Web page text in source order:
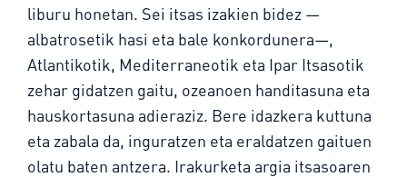
liburu honetan. Sei itsas izakien bidez —
albatrosetik hasi eta bale konkordunera—,
Atlantikotik, Mediterraneotik eta Ipar Itsasotik
zehar gidatzen gaitu, ozeanoen handitasuna eta
hauskortasuna adieraziz. Bere idazkera kuttuna
eta zabala da, inguratzen eta eraldatzen gaituen
olatu baten antzera. Irakurketa argia itsasoaren